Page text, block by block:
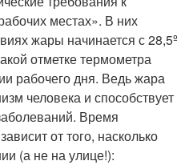
местах». В них
жары начинается с 28,5º
отметке термометра
рабочего дня. Ведь жара
человека и способствует
Время
от того, насколько
(а не на улице!):